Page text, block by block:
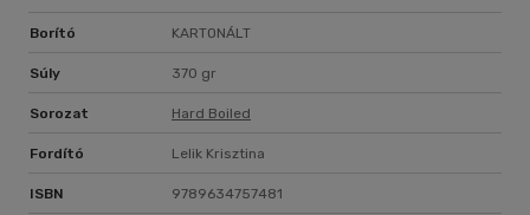
Borító KARTONÁLT
Súly 370 gr
Sorozat Hard Boiled
Fordító Lelik Krisztina
ISBN 9789634757481